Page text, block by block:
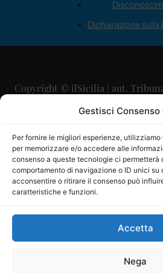
Gestisci Consenso
Per fornire le migliori esperienze,
per memorizzare e/o accedere alle
consenso a queste tecnologie ci permetterà
comportamento di navigazione o ID unici su
acconsentire o ritirare il consenso può
caratteristiche e funzioni.
Accetta
Nega
Dichiarazione sulla
Copyright © ilSicilia | aut.
29/09/2015
Direttore Editoriale:
Direttore Responsabile:
P.IVA:
Mercurio Comunicazione
iscritta al Registro degli